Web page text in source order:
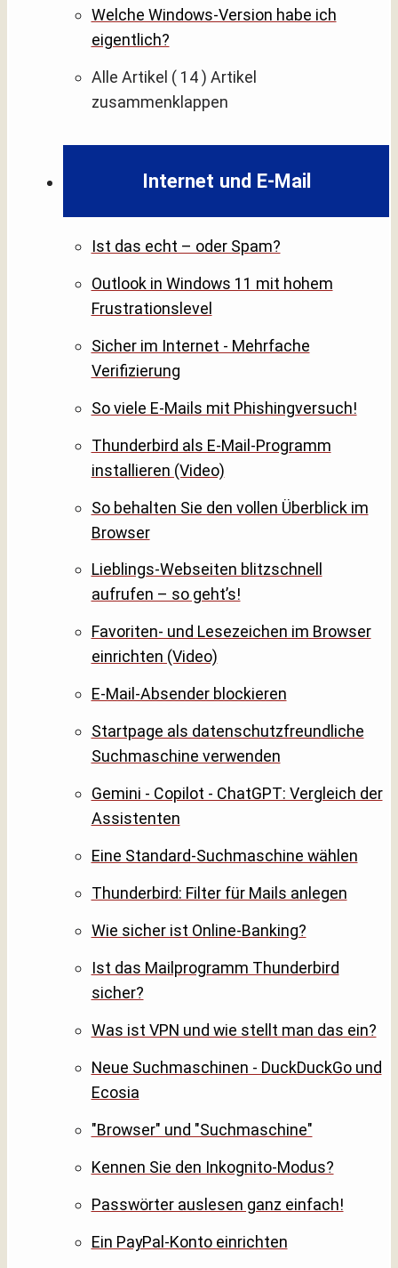
Welche Windows-Version habe ich
eigentlich?
Alle Artikel ( 14 ) Artikel
zusammenklappen
Internet und E-Mail
Ist das echt – oder Spam?
Outlook in Windows 11 mit hohem
Frustrationslevel
Sicher im Internet - Mehrfache
Verifizierung
So viele E-Mails mit Phishingversuch!
Thunderbird als E-Mail-Programm
installieren (Video)
So behalten Sie den vollen Überblick im
Browser
Lieblings-Webseiten blitzschnell
aufrufen – so geht’s!
Favoriten- und Lesezeichen im Browser
einrichten (Video)
E-Mail-Absender blockieren
Startpage als datenschutzfreundliche
Suchmaschine verwenden
Gemini - Copilot - ChatGPT: Vergleich der
Assistenten
Eine Standard-Suchmaschine wählen
Thunderbird: Filter für Mails anlegen
Wie sicher ist Online-Banking?
Ist das Mailprogramm Thunderbird
sicher?
Was ist VPN und wie stellt man das ein?
Neue Suchmaschinen - DuckDuckGo und
Ecosia
"Browser" und "Suchmaschine"
Kennen Sie den Inkognito-Modus?
Passwörter auslesen ganz einfach!
Ein PayPal-Konto einrichten